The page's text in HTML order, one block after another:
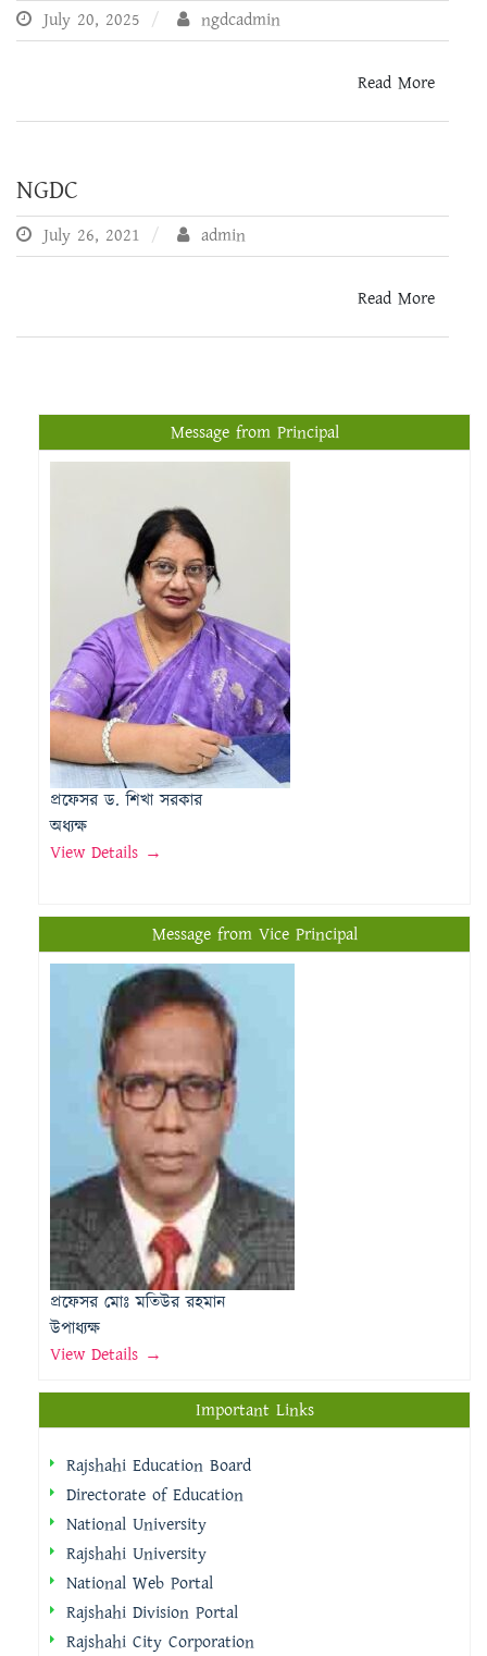
July 20, 2025 ngdcadmin
Read More
NGDC
July 26, 2021 admin
Read More
Message from Principal
প্রফেসর ড. শিখা সরকার
অধ্যক্ষ
View Details →
Message from Vice Principal
প্রফেসর মোঃ মতিউর রহমান
উপাধ্যক্ষ
View Details →
Important Links
Rajshahi Education Board
Directorate of Education
National University
Rajshahi University
National Web Portal
Rajshahi Division Portal
Rajshahi City Corporation